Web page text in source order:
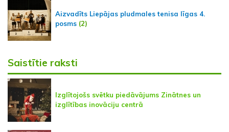
Aizvadīts Liepājas pludmales tenisa līgas 4.
posms (2)
Saistītie raksti
Izglītojošs svētku piedāvājums Zinātnes un
izglītības inovāciju centrā